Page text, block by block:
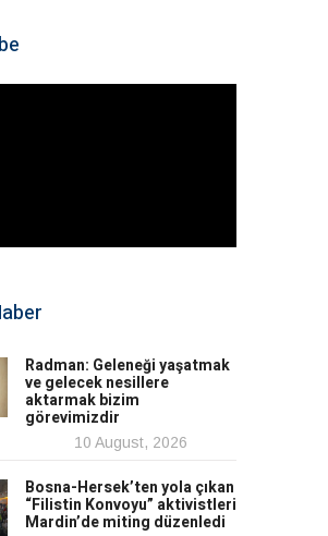
Radman: Geleneği yaşatmak
ve gelecek nesillere
aktarmak bizim
görevimizdir
10 August, 2026
Bosna-Hersek’ten yola çıkan
“Filistin Konvoyu” aktivistleri
Mardin’de miting düzenledi